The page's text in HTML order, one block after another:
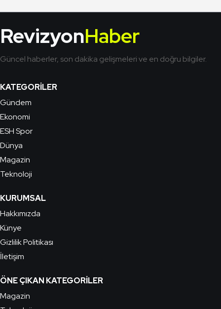
RevizyonHaber
Güncel haberler, son dakika gelişmeleri ve en doğru bilgiler.
KATEGORILER
Gündem
Ekonomi
ESH Spor
Dünya
Magazin
Teknoloji
KURUMSAL
Hakkımızda
Künye
Gizlilik Politikası
İletişim
ÖNE ÇIKAN KATEGORILER
Magazin